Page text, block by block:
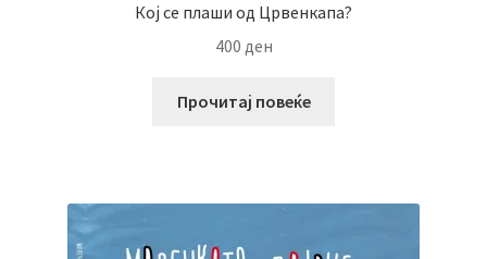
Кој се плаши од Црвенкапа?
400 ден
Прочитај повеќе